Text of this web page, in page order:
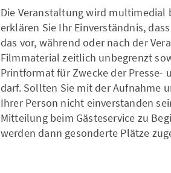
Die Veranstaltung wird multimedial
erklären Sie Ihr Einverständnis,
das vor, während oder nach der
Filmmaterial zeitlich unbegrenzt
Printformat für Zwecke der
darf. Sollten Sie mit der Aufnahme
Ihrer Person nicht einverstanden
Mitteilung beim Gästeservice zu
werden dann gesonderte Plätze